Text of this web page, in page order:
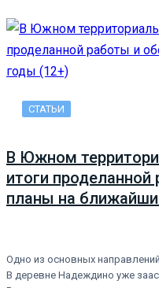
СТАТЬИ
В Южном
итоги
планы на
Одно из основных
В деревне Надеждино уже